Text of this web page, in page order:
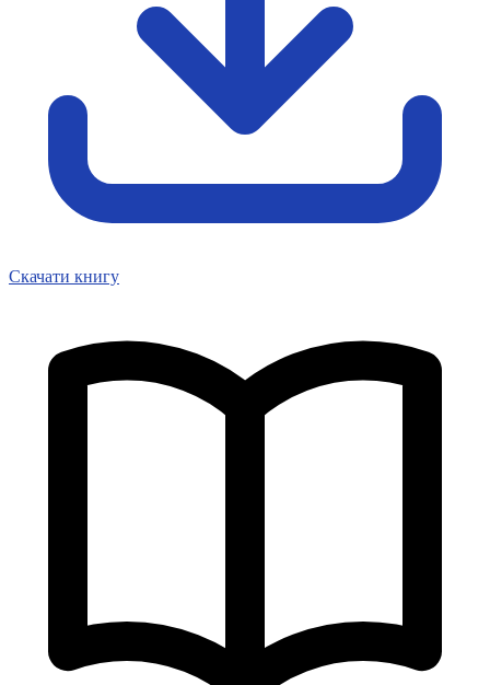
Ресурс для вивчення жестових мов різних країн
ЦУЖМ
Проєкт "Жестова мова для поліцейських"
Про шахрайські схеми
ВІКТОРИНА
На допомогу військовим
Медична термінологія жестовою мовою
Нормативна база УТОГ
Декларації
Скачати книгу